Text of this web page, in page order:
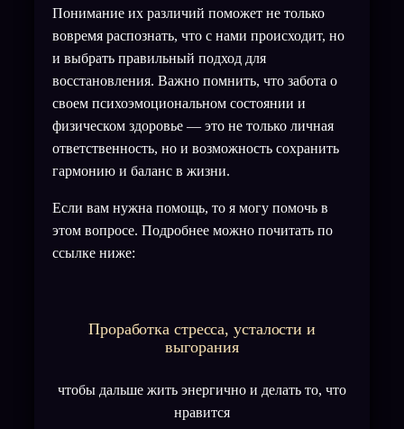
Понимание их различий поможет не только
вовремя распознать, что с нами происходит, но
и выбрать правильный подход для
восстановления. Важно помнить, что забота о
своем психоэмоциональном состоянии и
физическом здоровье — это не только личная
ответственность, но и возможность сохранить
гармонию и баланс в жизни.
Если вам нужна помощь, то я могу помочь в
этом вопросе. Подробнее можно почитать по
ссылке ниже:
Проработка стресса, усталости и
выгорания
чтобы дальше жить энергично и делать то, что
нравится